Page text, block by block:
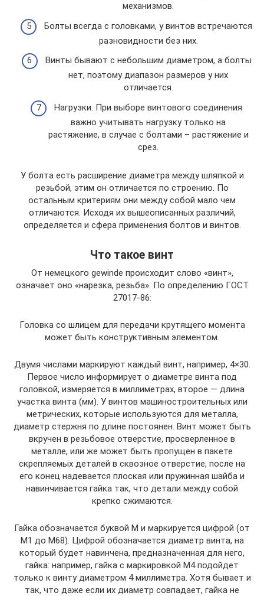
механизмов.
Болты всегда с головками, у винтов встречаются
разновидности без них.
Винты бывают с небольшим диаметром, а болты
нет, поэтому диапазон размеров у них
отличается.
Нагрузки. При выборе винтового соединения
важно учитывать нагрузку только на
растяжение, в случае с болтами – растяжение и
срез.
У болта есть расширение диаметра между шляпкой и
резьбой, этим он отличается по строению. По
остальным критериям они между собой мало чем
отличаются. Исходя их вышеописанных различий,
определяется и сфера применения болтов и винтов.
Что такое винт
От немецкого gewinde происходит слово «винт»,
означает оно «нарезка, резьба». По определению ГОСТ
27017-86:
Головка со шлицем для передачи крутящего момента
может быть конструктивным элементом.
Двумя числами маркируют каждый винт, например, 4×30.
Первое число информирует о диаметре винта под
головкой, измеряется в миллиметрах, второе — длина
участка винта (мм). У винтов машиностроительных или
метрических, которые используются для металла,
диаметр стержня по длине постоянен. Винт может быть
вкручен в резьбовое отверстие, просверленное в
металле, или же может быть пропущен в пакете
скрепляемых деталей в сквозное отверстие, после на
его конец надевается плоская или пружинная шайба и
навинчивается гайка так, что детали между собой
крепко сжимаются.
Гайка обозначается буквой М и маркируется цифрой (от
М1 до М68). Цифрой обозначается диаметр винта, на
который будет навинчена, предназначенная для него,
гайка: например, гайка с маркировкой М4 подойдет
только к винту диаметром 4 миллиметра. Хотя бывает и
так, что даже если их диаметр совпадает, гайка не